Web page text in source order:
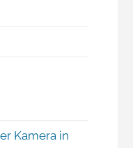
Kamera in